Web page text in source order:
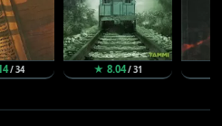
/ 34 ★ 8.04/ 31